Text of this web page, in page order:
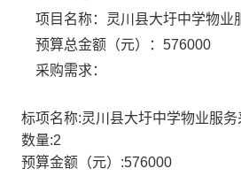
项目名称：
灵川县大圩中学物业
预算总金额（元）： 576000
采购需求：
标项名称:灵川县大圩中学物业服务
数量:2
预算金额（元）:576000